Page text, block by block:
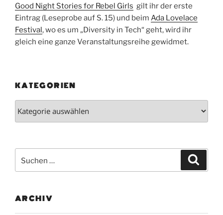
Good Night Stories for Rebel Girls gilt ihr der erste
Eintrag (Leseprobe auf S. 15) und beim Ada Lovelace
Festival, wo es um „Diversity in Tech“ geht, wird ihr
gleich eine ganze Veranstaltungsreihe gewidmet.
KATEGORIEN
nach:
ARCHIV